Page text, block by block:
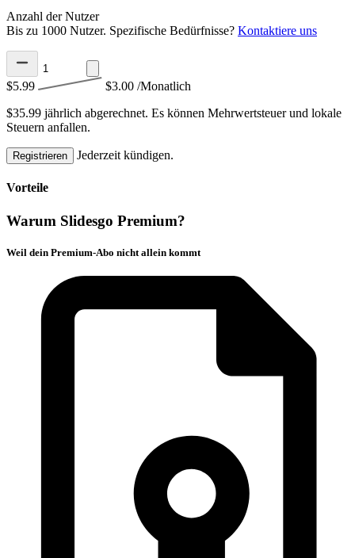
Anzahl der Nutzer
Bis zu 1000 Nutzer. Spezifische Bedürfnisse? Kontaktiere uns
$5.99 $3.00 /Monatlich
$35.99 jährlich abgerechnet. Es können Mehrwertsteuer und lokale
Steuern anfallen.
Registrieren Jederzeit kündigen.
Vorteile
Warum Slidesgo Premium?
Weil dein Premium-Abo nicht allein kommt